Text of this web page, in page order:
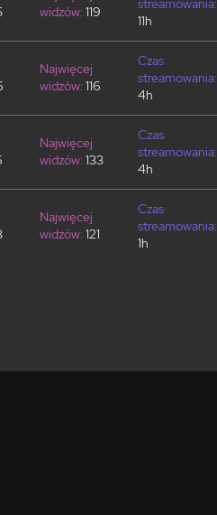
widzów: 119
11h
Najwięcej
widzów: 116
Czas
streamowania:
4h
Najwięcej
widzów: 133
Czas
streamowania:
4h
Najwięcej
widzów: 121
Czas
streamowania:
1h